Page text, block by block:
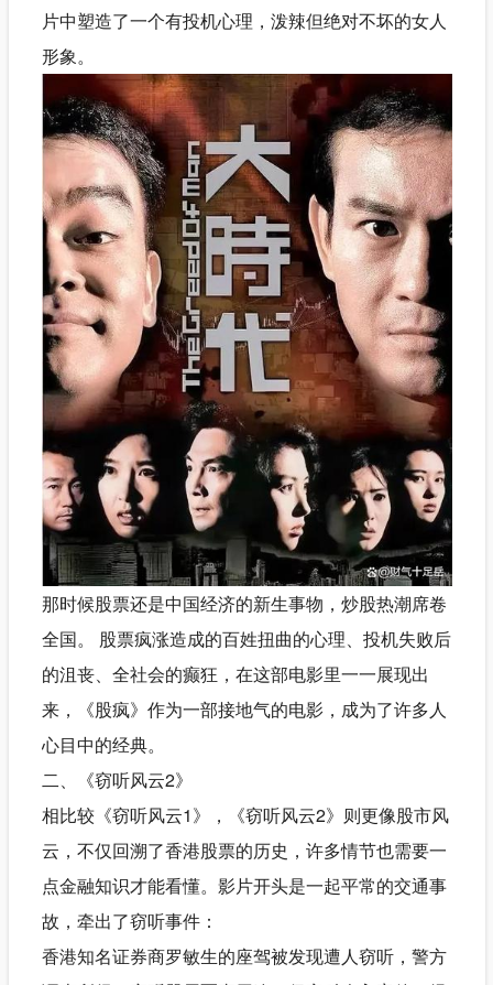
片中塑造了一个有投机心理，泼辣但绝对不坏的女人
形象。
那时候股票还是中国经济的新生事物，炒股热潮席卷
全国。 股票疯涨造成的百姓扭曲的心理、投机失败后
的沮丧、全社会的癫狂，在这部电影里一一展现出
来，《股疯》作为一部接地气的电影，成为了许多人
心目中的经典。
二、《窃听风云2》
相比较《窃听风云1》，《窃听风云2》则更像股市风
云，不仅回溯了香港股票的历史，许多情节也需要一
点金融知识才能看懂。影片开头是一起平常的交通事
故，牵出了窃听事件：
香港知名证券商罗敏生的座驾被发现遭人窃听，警方